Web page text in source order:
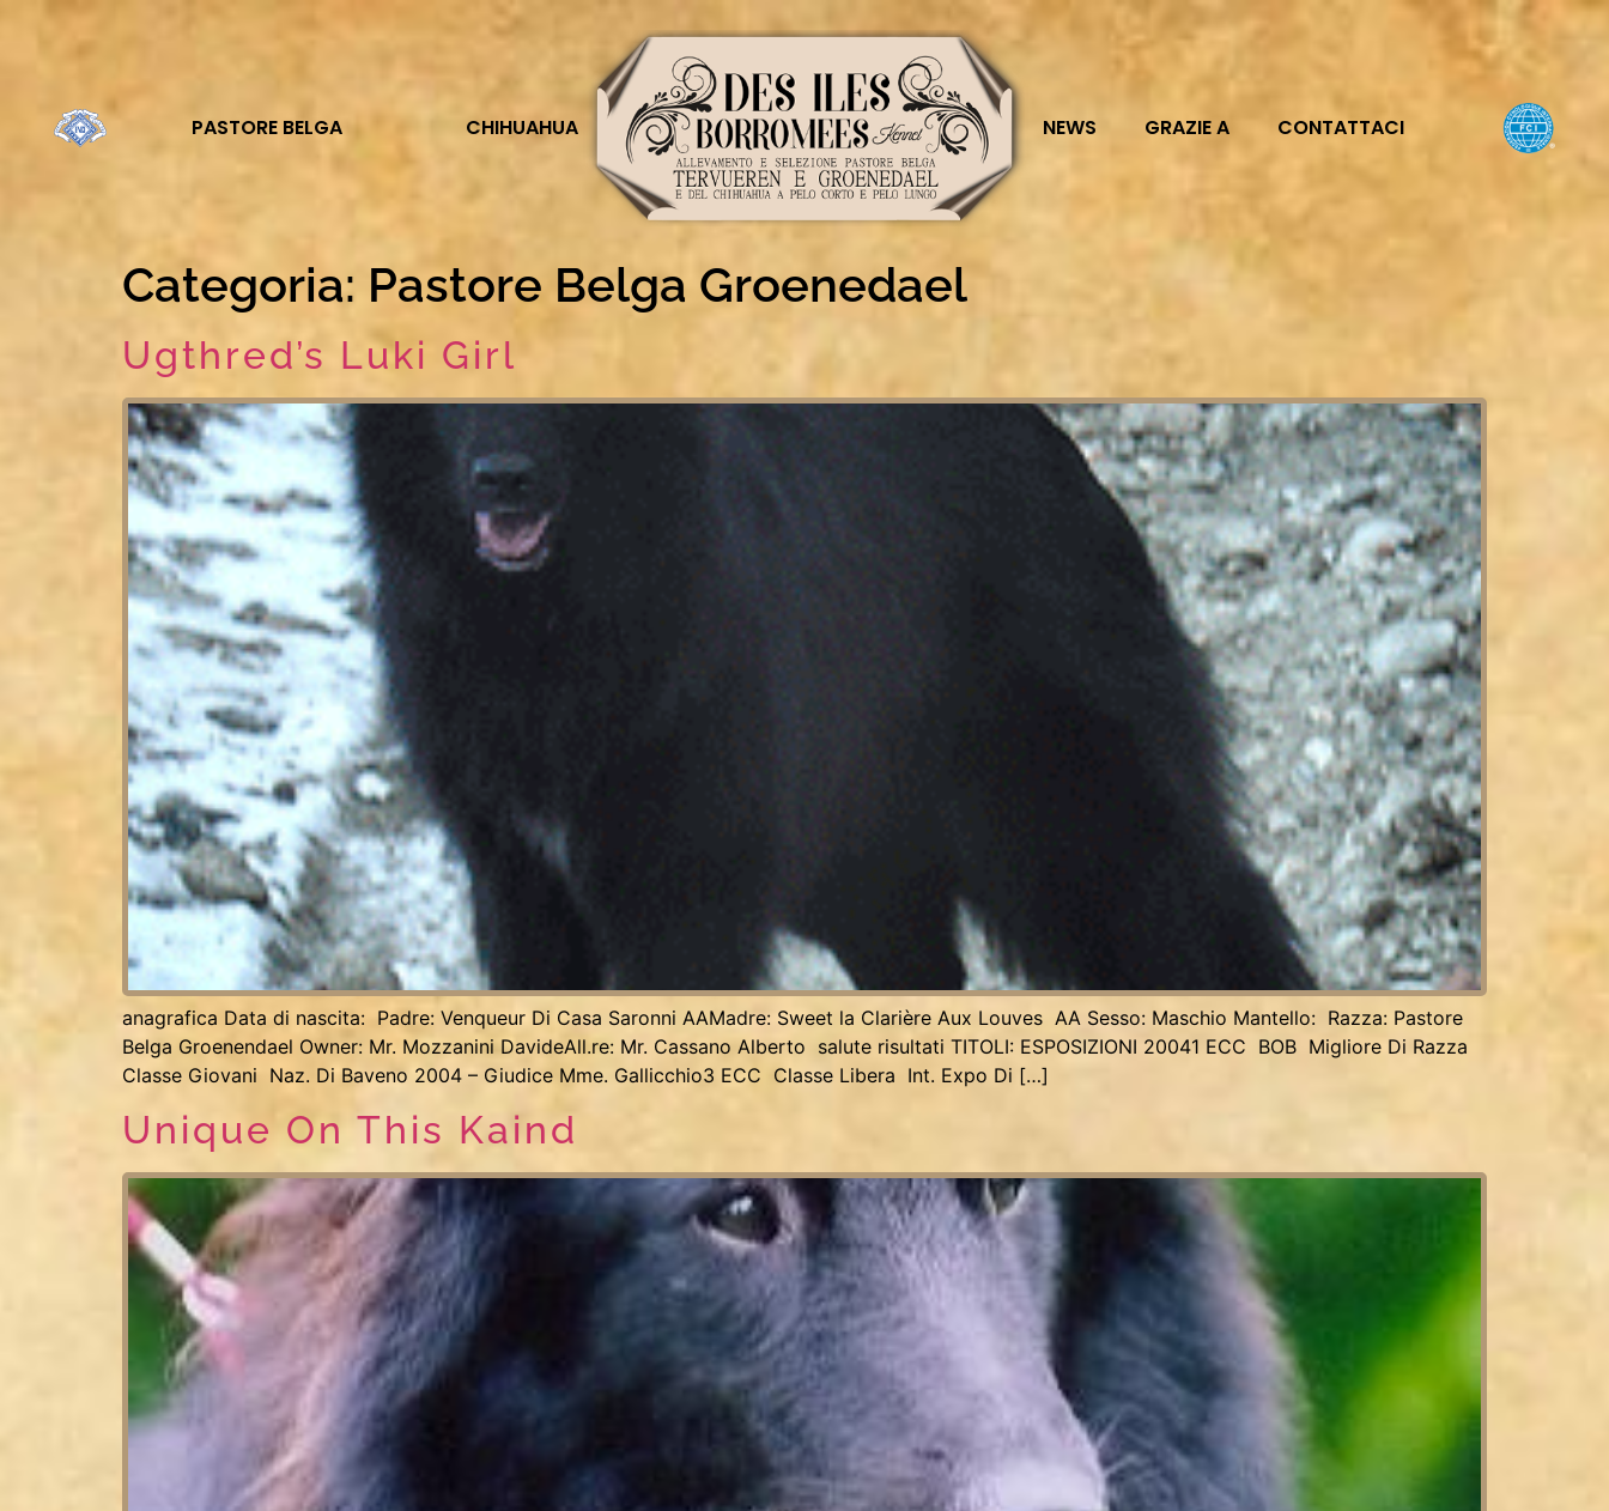
PASTORE BELGA CHIHUAHUA NEWS GRAZIE A CONTATTACI
Categoria: Pastore Belga Groenedael
Ugthred’s Luki Girl
anagrafica Data di nascita: Padre: Venqueur Di Casa Saronni AAMadre: Sweet la Clarière Aux Louves AA Sesso: Maschio Mantello: Razza: Pastore
Belga Groenendael Owner: Mr. Mozzanini DavideAll.re: Mr. Cassano Alberto salute risultati TITOLI: ESPOSIZIONI 20041 ECC BOB Migliore Di Razza
Classe Giovani Naz. Di Baveno 2004 – Giudice Mme. Gallicchio3 ECC Classe Libera Int. Expo Di […]
Unique On This Kaind